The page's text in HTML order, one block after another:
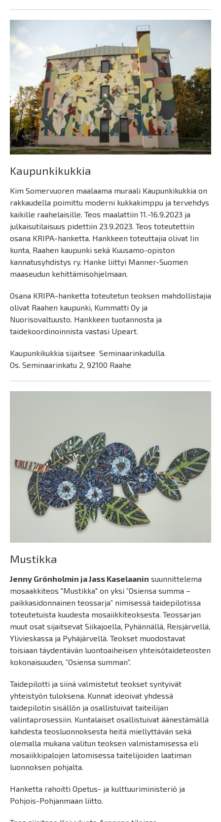
Kaupunkikukkia
Kim Somervuoren maalaama muraali Kaupunkikukkia on
rakkaudella poimittu moderni kukkakimppu ja tervehdys
kaikille raahelaisille. Teos maalattiin 11.-16.9.2023 ja
julkaisutilaisuus pidettiin 23.9.2023. Teos toteutettiin
osana KRIPA-hanketta. Hankkeen toteuttajia olivat Iin
kunta, Raahen kaupunki sekä Kuusamo-opiston
kannatusyhdistys ry. Hanke liittyi Manner-Suomen
maaseudun kehittämisohjelmaan.
Osana KRIPA-hanketta toteutetun teoksen mahdollistajia
olivat Raahen kaupunki, Kummatti Oy ja
Nuorisovaltuusto. Hankkeen tuotannosta ja
taidekoordinoinnista vastasi Upeart.
Kaupunkikukkia sijaitsee Seminaarinkadulla.
Os. Seminaarinkatu 2, 92100 Raahe
Mustikka
Jenny Grönholmin ja Jass Kaselaanin suunnittelema
mosaakkiteos "Mustikka" on yksi ”Osiensa summa –
paikkasidonnainen teossarja” nimisessä taidepilotissa
toteutetuista kuudesta mosaiikkiteoksesta. Teossarjan
muut osat sijaitsevat Siikajoella, Pyhännällä, Reisjärvellä,
Ylivieskassa ja Pyhäjärvellä. Teokset muodostavat
toisiaan täydentävän luontoaiheisen yhteisötaideteosten
kokonaisuuden, ”Osiensa summan”.
Taidepilotti ja siinä valmistetut teokset syntyivät
yhteistyön tuloksena. Kunnat ideoivat yhdessä
taidepilotin sisällön ja osallistuivat taiteilijan
valintaprosessiin. Kuntalaiset osallistuivat äänestämällä
kahdesta teosluonnoksesta heitä miellyttävän sekä
olemalla mukana valitun teoksen valmistamisessa eli
mosaiikkipalojen latomisessa taitelijoiden laatiman
luonnoksen pohjalta.
Hanketta rahoitti Opetus- ja kulttuuriministeriö ja
Pohjois-Pohjanmaan liitto.